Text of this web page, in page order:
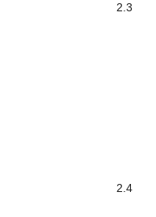
2.3
2.4